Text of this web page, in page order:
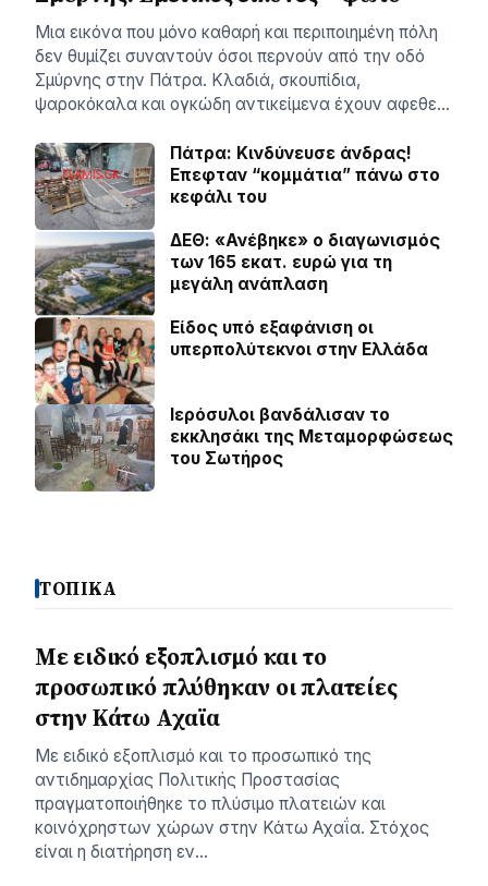
Μια εικόνα που μόνο καθαρή και περιποιημένη πόλη
δεν θυμίζει συναντούν όσοι περνούν από την οδό
Σμύρνης στην Πάτρα. Κλαδιά, σκουπίδια,
ψαροκόκαλα και ογκώδη αντικείμενα έχουν αφεθε…
Πάτρα: Κινδύνευσε άνδρας!
Επεφταν “κομμάτια” πάνω στο
κεφάλι του
ΔΕΘ: «Ανέβηκε» ο διαγωνισμός
των 165 εκατ. ευρώ για τη
μεγάλη ανάπλαση
Είδος υπό εξαφάνιση οι
υπερπολύτεκνοι στην Ελλάδα
Ιερόσυλοι βανδάλισαν το
εκκλησάκι της Μεταμορφώσεως
του Σωτήρος
ΤΟΠΙΚΑ
Με ειδικό εξοπλισμό και το
προσωπικό πλύθηκαν οι πλατείες
στην Κάτω Αχαϊα
Με ειδικό εξοπλισμό και το προσωπικό της
αντιδημαρχίας Πολιτικής Προστασίας
πραγματοποιήθηκε το πλύσιμο πλατειών και
κοινόχρηστων χώρων στην Κάτω Αχαΐα. Στόχος
είναι η διατήρηση εν…